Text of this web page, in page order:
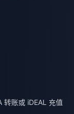
转账或 iDEAL 充值